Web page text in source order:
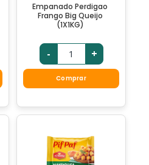
Empanado Perdigao
Frango Big Queijo
(1X1KG)
- +
Comprar